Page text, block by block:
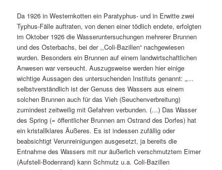
Da 1926 in Westernkotten ein Paratyphus- und in Erwitte zwei
Typhus-Fälle auftraten, von denen einer tödlich endete, erfolgten
im Oktober 1926 die Wasseruntersuchungen mehrerer Brunnen
und des Osterbachs, bei der ,,Coli-Bazillen“ nachgewiesen
wurden. Besonders ein Brunnen auf einem landwirtschaftlichen
Anwesen war verseucht. Auszugsweise werden hier einige
wichtige Aussagen des untersuchenden Instituts genannt: „…
selbstverständlich ist der Genuss des Wassers aus einem
solchen Brunnen auch für das Vieh (Seuchenverbreitung)
zumindest zeitweilig mit Gefahren verbunden. (…) Das Wasser
des Spring (= öffentlicher Brunnen am Ostrand des Dorfes) hat
ein kristallklares Äußeres. Es ist indessen zufällig oder
beabsichtigt Verunreinigungen ausgesetzt, ja bereits die
Entnahme des Wassers mit nur äußerlich verschmutztem Eimer
(Aufstell-Bodenrand) kann Schmutz u.a. Coli-Bazillen